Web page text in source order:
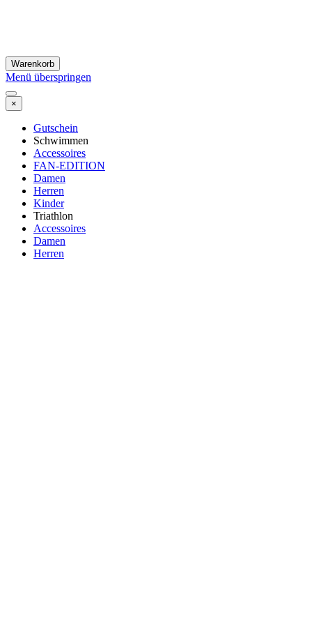
Warenkorb
Menü überspringen
×
Gutschein
Schwimmen
Accessoires
FAN-EDITION
Damen
Herren
Kinder
Triathlon
Accessoires
Damen
Herren